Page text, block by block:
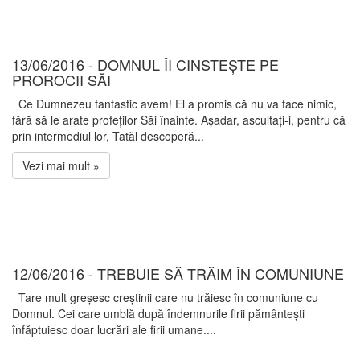
13/06/2016 - DOMNUL ÎI CINSTEȘTE PE
PROROCII SĂI
Ce Dumnezeu fantastic avem! El a promis că nu va face nimic,
fără să le arate profeților Săi înainte. Așadar, ascultați-i, pentru că
prin intermediul lor, Tatăl descoperă...
Vezi mai mult »
12/06/2016 - TREBUIE SĂ TRĂIM ÎN COMUNIUNE
Tare mult greșesc creștinii care nu trăiesc în comuniune cu
Domnul. Cei care umblă după îndemnurile firii pământești
înfăptuiesc doar lucrări ale firii umane....